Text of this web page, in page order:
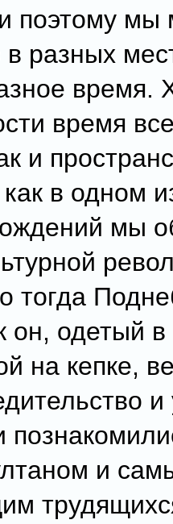
поэтому
разных
время.
время
и
в одном
мы
тогда
он, одетый в
на кепке,
и